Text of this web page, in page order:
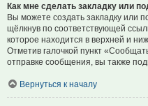
Как мне сделать закладку или
Вы можете создать закладку или
щёлкнув по соответствующей
которое находится в верхней и
Отметив галочкой пункт
отправке сообщения, вы также
Вернуться к началу